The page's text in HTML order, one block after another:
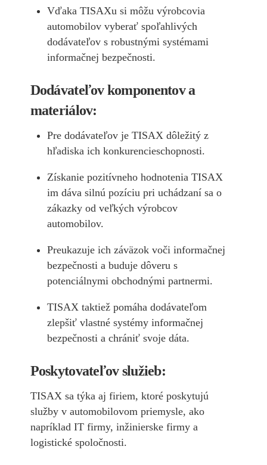
Vďaka TISAXu si môžu výrobcovia
automobilov vyberať spoľahlivých
dodávateľov s robustnými systémami
informačnej bezpečnosti.
Dodávateľov komponentov a
materiálov:
Pre dodávateľov je TISAX dôležitý z
hľadiska ich konkurencieschopnosti.
Získanie pozitívneho hodnotenia TISAX
im dáva silnú pozíciu pri uchádzaní sa o
zákazky od veľkých výrobcov
automobilov.
Preukazuje ich záväzok voči informačnej
bezpečnosti a buduje dôveru s
potenciálnymi obchodnými partnermi.
TISAX taktiež pomáha dodávateľom
zlepšiť vlastné systémy informačnej
bezpečnosti a chrániť svoje dáta.
Poskytovateľov služieb:
TISAX sa týka aj firiem, ktoré poskytujú
služby v automobilovom priemysle, ako
napríklad IT firmy, inžinierske firmy a
logistické spoločnosti.